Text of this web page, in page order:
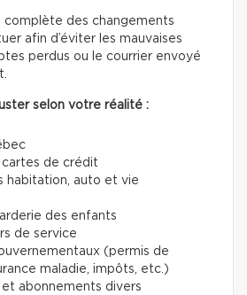
complète des changements
afin d’éviter les mauvaises
perdus ou le courrier envoyé
selon votre réalité :
cartes de crédit
habitation, auto et vie
des enfants
de service
(permis de
maladie, impôts, etc.)
et abonnements divers